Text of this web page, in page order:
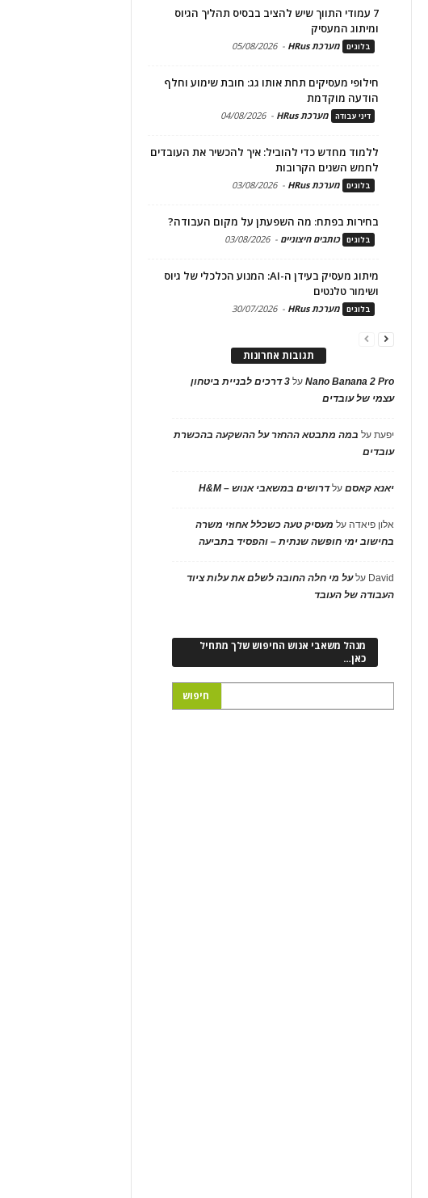
7 עמודי התווך שיש להציב בבסיס תהליך הגיוס
ומיתוג המעסיק
בלוגים מערכת HRus -
05/08/2026
חילופי מעסיקים תחת אותו גג: חובת שימוע וחלף
הודעה מוקדמת
דיני עבודה מערכת HRus -
04/08/2026
ללמוד מחדש כדי להוביל: איך להכשיר את העובדים
לחמש השנים הקרובות
בלוגים מערכת HRus -
03/08/2026
בחירות בפתח: מה השפעתן על מקום העבודה?
בלוגים כותבים חיצוניים -
03/08/2026
מיתוג מעסיק בעידן ה-AI: המנוע הכלכלי של גיוס
ושימור טלנטים
בלוגים מערכת HRus -
30/07/2026
תגובות אחרונות
Nano Banana 2 Proעל
3 דרכים לבניית ביטחון
עצמי של עובדים
יפעתעל במה מתבטא ההחזר על ההשקעה בהכשרת
עובדים
יאנא קאסםעלדרושים במשאבי אנוש – H&M
אלון פיאדה על מעסיק טעה כשכלל אחוזי משרה
בחישוב ימי חופשה שנתית – והפסיד בתביעה
David עלעל מי חלה החובה לשלם את עלות ציוד
העבודה של העובד
מנהל משאבי אנוש החיפוש שלך מתחיל
כאן…